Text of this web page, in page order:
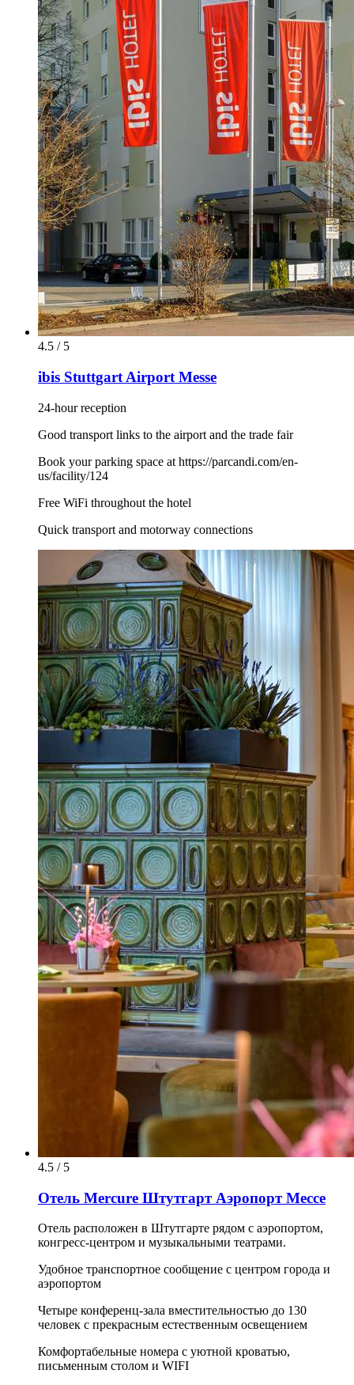
4.5 / 5
ibis Stuttgart Airport Messe
24-hour reception
Good transport links to the airport and the trade fair
Book your parking space at https://parcandi.com/en-
us/facility/124
Free WiFi throughout the hotel
Quick transport and motorway connections
4.5 / 5
Отель Mercure Штутгарт Аэропорт Мессе
Отель расположен в Штутгарте рядом с аэропортом,
конгресс-центром и музыкальными театрами.
Удобное транспортное сообщение с центром города и
аэропортом
Четыре конференц-зала вместительностью до 130
человек с прекрасным естественным освещением
Комфортабельные номера с уютной кроватью,
письменным столом и WIFI